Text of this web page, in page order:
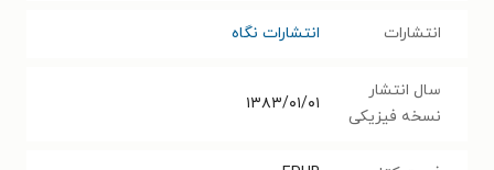
انتشارات انتشارات نگاه
سال انتشار
نسخه فیزیکی
۱۳۸۳/۰۱/۰۱